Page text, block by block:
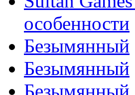
особенности
Безымянный
Безымянный